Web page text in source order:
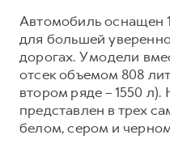
Автомобиль оснащен
для большей
дорогах. У модели
отсек объемом 808
втором ряде – 1550 л).
представлен в трех
белом, сером и